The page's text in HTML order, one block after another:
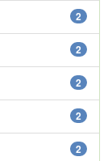
2
2
2
2
2